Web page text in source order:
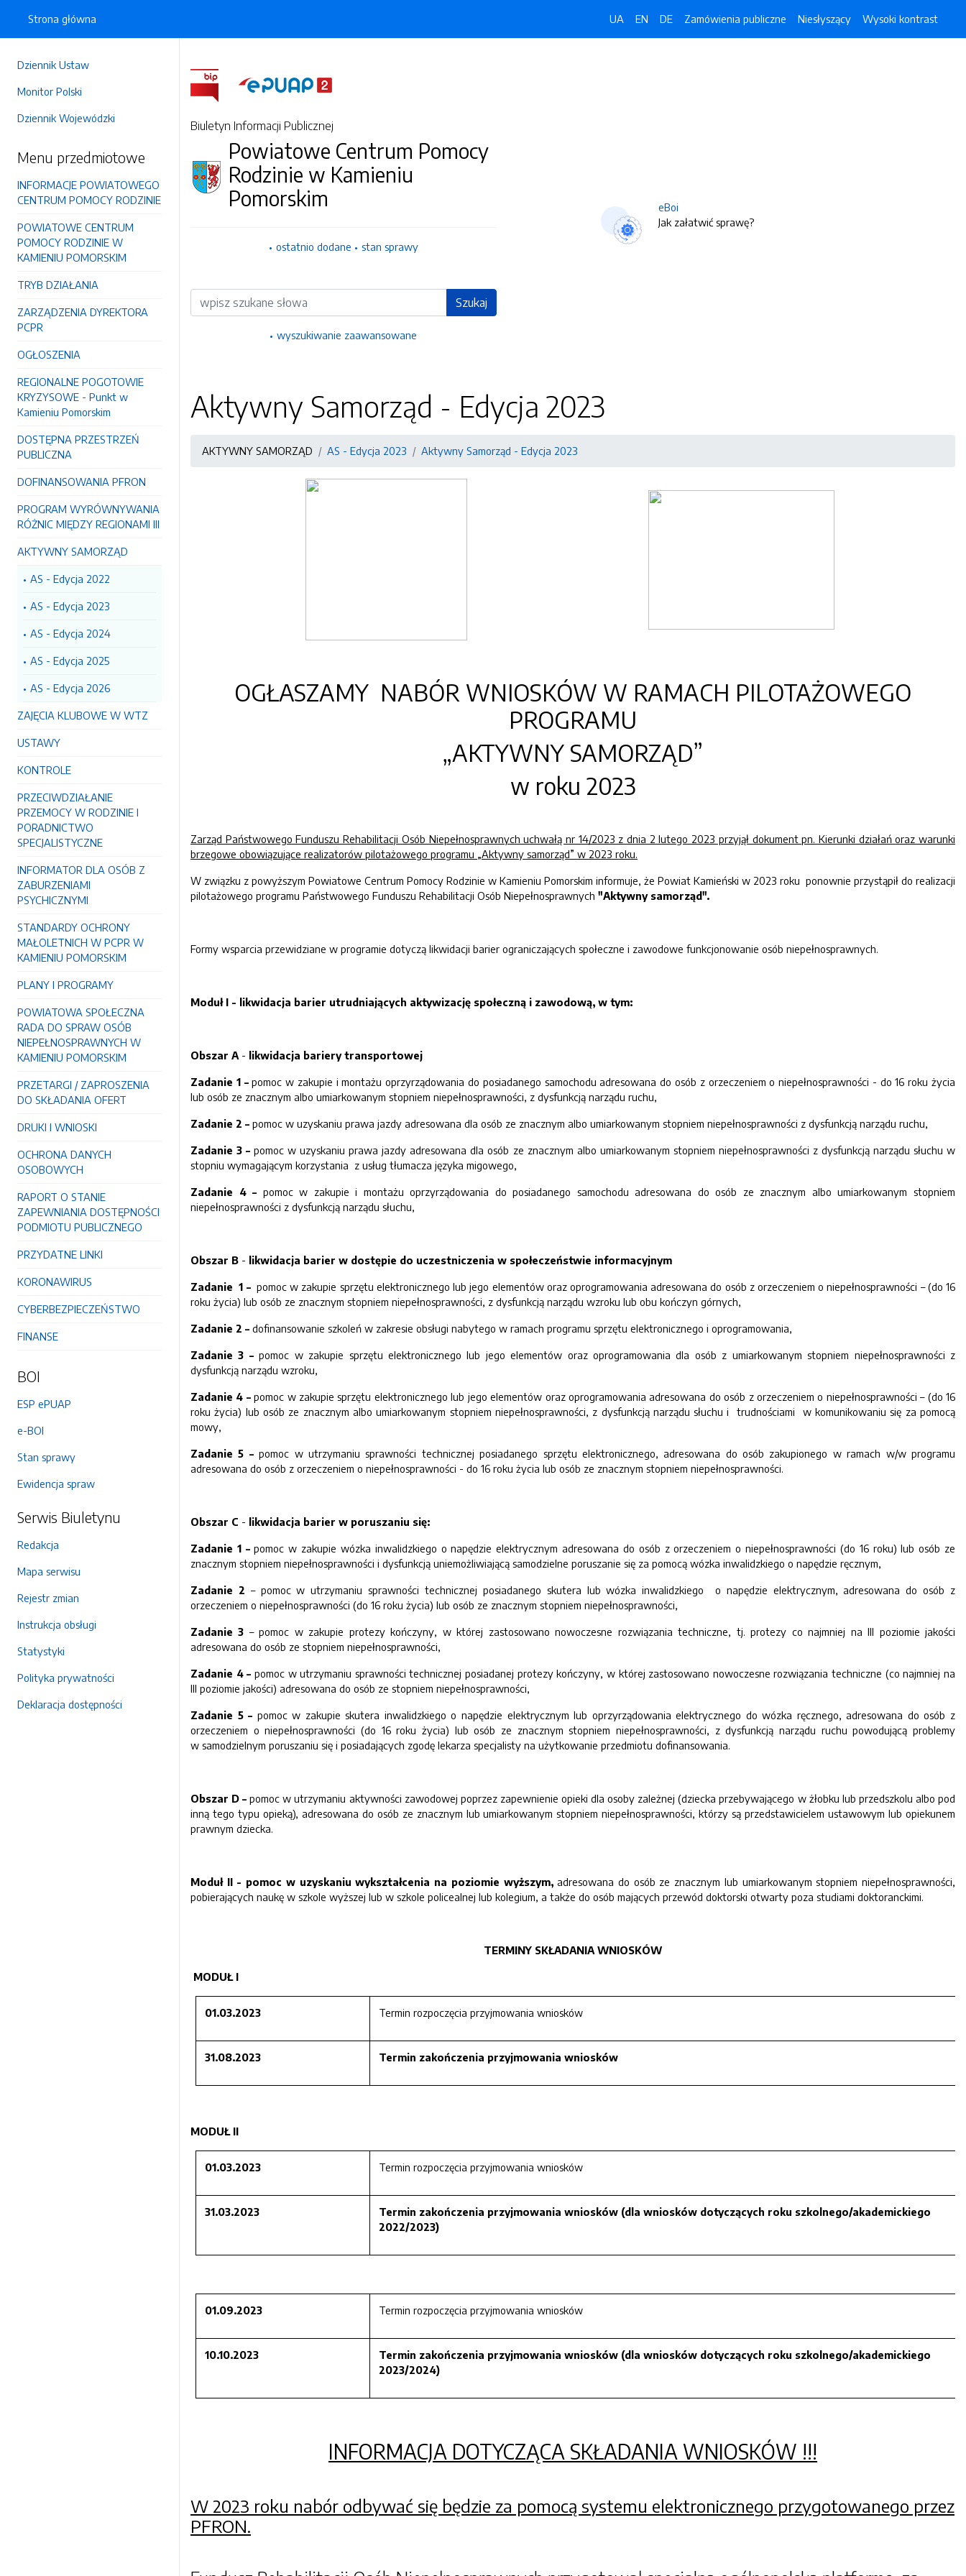
Dziennik Ustaw
Monitor Polski
Dziennik Wojewódzki
Menu przedmiotowe
INFORMACJE POWIATOWEGO
CENTRUM POMOCY RODZINIE
POWIATOWE CENTRUM
POMOCY RODZINIE W
KAMIENIU POMORSKIM
TRYB DZIAŁANIA
ZARZĄDZENIA DYREKTORA
PCPR
OGŁOSZENIA
REGIONALNE POGOTOWIE
KRYZYSOWE - Punkt w
Kamieniu Pomorskim
DOSTĘPNA PRZESTRZEŃ
PUBLICZNA
DOFINANSOWANIA PFRON
PROGRAM WYRÓWNYWANIA
RÓŻNIC MIĘDZY REGIONAMI III
AKTYWNY SAMORZĄD
AS - Edycja 2022
AS - Edycja 2023
AS - Edycja 2024
AS - Edycja 2025
AS - Edycja 2026
ZAJĘCIA KLUBOWE W WTZ
USTAWY
KONTROLE
PRZECIWDZIAŁANIE
PRZEMOCY W RODZINIE I
PORADNICTWO
SPECJALISTYCZNE
INFORMATOR DLA OSÓB Z
ZABURZENIAMI
PSYCHICZNYMI
STANDARDY OCHRONY
MAŁOLETNICH W PCPR W
KAMIENIU POMORSKIM
PLANY I PROGRAMY
POWIATOWA SPOŁECZNA
RADA DO SPRAW OSÓB
NIEPEŁNOSPRAWNYCH W
KAMIENIU POMORSKIM
PRZETARGI / ZAPROSZENIA
DO SKŁADANIA OFERT
DRUKI I WNIOSKI
OCHRONA DANYCH
OSOBOWYCH
RAPORT O STANIE
ZAPEWNIANIA DOSTĘPNOŚCI
PODMIOTU PUBLICZNEGO
PRZYDATNE LINKI
KORONAWIRUS
CYBERBEZPIECZEŃSTWO
FINANSE
BOI
ESP ePUAP
e-BOI
Stan sprawy
Ewidencja spraw
Serwis Biuletynu
Redakcja
Mapa serwisu
Rejestr zmian
Instrukcja obsługi
Statystyki
Polityka prywatności
Deklaracja dostępności
Strona główna UA EN DE Zamówienia publiczne Niesłyszący Wysoki kontrast
Biuletyn Informacji Publicznej
Powiatowe Centrum Pomocy
Rodzinie w Kamieniu
Pomorskim
ostatnio dodane stan sprawy
Wyszukiwarka Szukaj
wyszukiwanie zaawansowane
eBoi
Jak załatwić sprawę?
Aktywny Samorząd - Edycja 2023
AKTYWNY SAMORZĄD AS - Edycja 2023 Aktywny Samorząd - Edycja 2023
OGŁASZAMY NABÓR WNIOSKÓW W RAMACH PILOTAŻOWEGO
PROGRAMU
„AKTYWNY SAMORZĄD”
w roku 2023
Zarząd Państwowego Funduszu Rehabilitacji Osób Niepełnosprawnych uchwałą nr 14/2023 z dnia 2 lutego 2023 przyjął dokument pn. Kierunki działań oraz warunki
brzegowe obowiązujące realizatorów pilotażowego programu „Aktywny samorząd” w 2023 roku.
W związku z powyższym Powiatowe Centrum Pomocy Rodzinie w Kamieniu Pomorskim informuje, że Powiat Kamieński w 2023 roku ponownie przystąpił do realizacji
pilotażowego programu Państwowego Funduszu Rehabilitacji Osób Niepełnosprawnych "Aktywny samorząd".
Formy wsparcia przewidziane w programie dotyczą likwidacji barier ograniczających społeczne i zawodowe funkcjonowanie osób niepełnosprawnych.
Moduł I - likwidacja barier utrudniających aktywizację społeczną i zawodową, w tym:
Obszar A - likwidacja bariery transportowej
Zadanie 1 –pomoc w zakupie i montażu oprzyrządowania do posiadanego samochodu adresowana do osób z orzeczeniem o niepełnosprawności - do 16 roku życia
lub osób ze znacznym albo umiarkowanym stopniem niepełnosprawności, z dysfunkcją narządu ruchu,
Zadanie 2 – pomoc w uzyskaniu prawa jazdy adresowana dla osób ze znacznym albo umiarkowanym stopniem niepełnosprawności z dysfunkcją narządu ruchu,
Zadanie 3 – pomoc w uzyskaniu prawa jazdy adresowana dla osób ze znacznym albo umiarkowanym stopniem niepełnosprawności z dysfunkcją narządu słuchu w
stopniu wymagającym korzystania z usług tłumacza języka migowego,
Zadanie 4 – pomoc w zakupie i montażu oprzyrządowania do posiadanego samochodu adresowana do osób ze znacznym albo umiarkowanym stopniem
niepełnosprawności z dysfunkcją narządu słuchu,
Obszar B - likwidacja barier w dostępie do uczestniczenia w społeczeństwie informacyjnym
Zadanie 1 –pomoc w zakupie sprzętu elektronicznego lub jego elementów oraz oprogramowania adresowana do osób z orzeczeniem o niepełnosprawności – (do 16
roku życia) lub osób ze znacznym stopniem niepełnosprawności, z dysfunkcją narządu wzroku lub obu kończyn górnych,
Zadanie 2 – dofinansowanie szkoleń w zakresie obsługi nabytego w ramach programu sprzętu elektronicznego i oprogramowania,
Zadanie 3 –pomoc w zakupie sprzętu elektronicznego lub jego elementów oraz oprogramowania dla osób z umiarkowanym stopniem niepełnosprawności z
dysfunkcją narządu wzroku,
Zadanie 4 –pomoc w zakupie sprzętu elektronicznego lub jego elementów oraz oprogramowania adresowana do osób z orzeczeniem o niepełnosprawności – (do 16
roku życia) lub osób ze znacznym albo umiarkowanym stopniem niepełnosprawności, z dysfunkcją narządu słuchu i trudnościami w komunikowaniu się za pomocą
mowy,
Zadanie 5 –pomoc w utrzymaniu sprawności technicznej posiadanego sprzętu elektronicznego, adresowana do osób zakupionego w ramach w/w programu
adresowana do osób z orzeczeniem o niepełnosprawności - do 16 roku życia lub osób ze znacznym stopniem niepełnosprawności.
Obszar C - likwidacja barier w poruszaniu się:
Zadanie 1–pomoc w zakupie wózka inwalidzkiego o napędzie elektrycznym adresowana do osób z orzeczeniem o niepełnosprawności (do 16 roku) lub osób ze
znacznym stopniem niepełnosprawności i dysfunkcją uniemożliwiającą samodzielne poruszanie się za pomocą wózka inwalidzkiego o napędzie ręcznym,
Zadanie 2 – pomoc w utrzymaniu sprawności technicznej posiadanego skutera lub wózka inwalidzkiego o napędzie elektrycznym, adresowana do osób z
orzeczeniem o niepełnosprawności (do 16 roku życia) lub osób ze znacznym stopniem niepełnosprawności,
Zadanie 3 – pomoc w zakupie protezy kończyny, w której zastosowano nowoczesne rozwiązania techniczne, tj. protezy co najmniej na III poziomie jakości
adresowana do osób ze stopniem niepełnosprawności,
Zadanie 4 – pomoc w utrzymaniu sprawności technicznej posiadanej protezy kończyny, w której zastosowano nowoczesne rozwiązania techniczne (co najmniej na
III poziomie jakości) adresowana do osób ze stopniem niepełnosprawności,
Zadanie 5 – pomoc w zakupie skutera inwalidzkiego o napędzie elektrycznym lub oprzyrządowania elektrycznego do wózka ręcznego, adresowana do osób z
orzeczeniem o niepełnosprawności (do 16 roku życia) lub osób ze znacznym stopniem niepełnosprawności, z dysfunkcją narządu ruchu powodującą problemy
w samodzielnym poruszaniu się i posiadających zgodę lekarza specjalisty na użytkowanie przedmiotu dofinansowania.
Obszar D – pomoc w utrzymaniu aktywności zawodowej poprzez zapewnienie opieki dla osoby zależnej (dziecka przebywającego w żłobku lub przedszkolu albo pod
inną tego typu opieką), adresowana do osób ze znacznym lub umiarkowanym stopniem niepełnosprawności, którzy są przedstawicielem ustawowym lub opiekunem
prawnym dziecka.
Moduł II - pomoc w uzyskaniu wykształcenia na poziomie wyższym, adresowana do osób ze znacznym lub umiarkowanym stopniem niepełnosprawności,
pobierających naukę w szkole wyższej lub w szkole policealnej lub kolegium, a także do osób mających przewód doktorski otwarty poza studiami doktoranckimi.
TERMINY SKŁADANIA WNIOSKÓW
MODUŁ I
01.03.2023 Termin rozpoczęcia przyjmowania wniosków
31.08.2023 Termin zakończenia przyjmowania wniosków
MODUŁ II
01.03.2023 Termin rozpoczęcia przyjmowania wniosków
31.03.2023 Termin zakończenia przyjmowania wniosków (dla wniosków dotyczących roku szkolnego/akademickiego
2022/2023)
01.09.2023 Termin rozpoczęcia przyjmowania wniosków
10.10.2023 Termin zakończenia przyjmowania wniosków (dla wniosków dotyczących roku szkolnego/akademickiego
2023/2024)
INFORMACJA DOTYCZĄCA SKŁADANIA WNIOSKÓW !!!
W 2023 roku nabór odbywać się będzie za pomocą systemu elektronicznego przygotowanego przez
PFRON.